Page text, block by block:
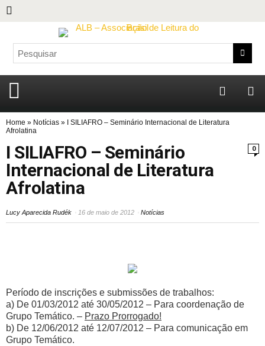
Home » Notícias »
I SILIAFRO – Seminário Internacional de Literatura
Afrolatina
0
I SILIAFRO – Seminário
Internacional de Literatura
Afrolatina
Lucy Aparecida Rudék 16 de maio de 2012 Notícias
Período de inscrições e submissões de trabalhos:
a) De 01/03/2012 até 30/05/2012 – Para coordenação de
Grupo Temático. – Prazo Prorrogado!
b) De 12/06/2012 até 12/07/2012 – Para comunicação em
Grupo Temático.